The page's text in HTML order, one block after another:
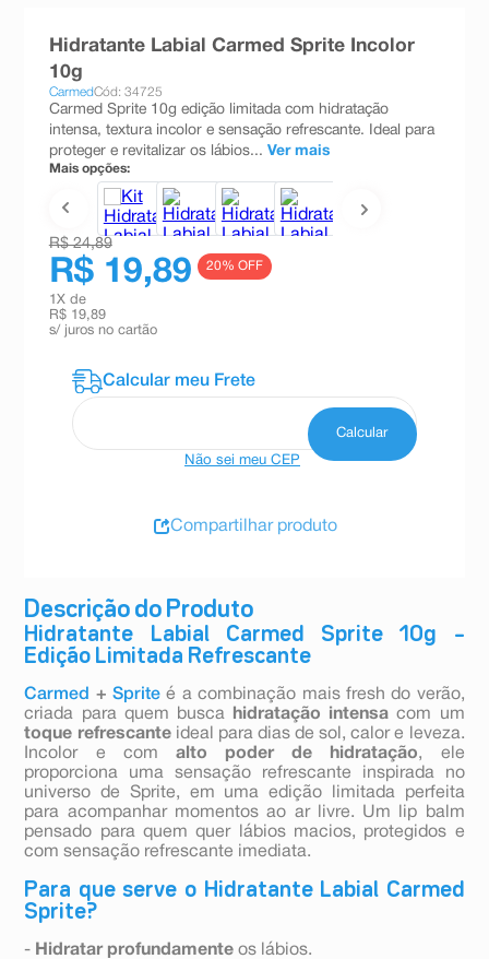
Descrição do Produto
Hidratante Labial Carmed Sprite 10g –
Edição Limitada Refrescante
Carmed +Sprite é a combinação mais fresh do verão,
criada para quem busca
hidratação intensa com um
toque refrescanteideal para dias de sol, calor e leveza.
Incolor e com alto poder de hidratação, ele
proporciona uma sensação refrescante inspirada no
universo de Sprite, em uma edição limitada perfeita
para acompanhar momentos ao ar livre. Um lip balm
pensado para quem quer lábios macios, protegidos e
com sensação refrescante imediata.
Para que serve o Hidratante Labial Carmed
Sprite?
- Hidratar profundamente os lábios.
Hidratante Labial Carmed Sprite Incolor
10g
CarmedCód: 34725
Carmed Sprite 10g edição limitada com hidratação
intensa, textura incolor e sensação refrescante. Ideal para
proteger e revitalizar os lábios... Ver mais
Mais opções:
R$ 24,89
R$ 19,89 20% OFF
1 X de
R$ 19,89
s/ juros no cartão
Não sei meu CEP
Compartilhar produto
esmalte
10ºabsorvente